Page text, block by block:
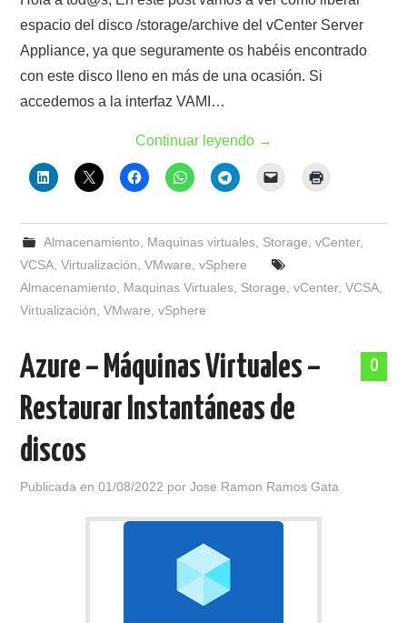
espacio del disco /storage/archive del vCenter Server
Appliance, ya que seguramente os habéis encontrado
con este disco lleno en más de una ocasión. Si
accedemos a la interfaz VAMI…
Continuar leyendo →
Almacenamiento Maquinas virtuales, Storage vCenter,
VCSA ,Virtualización ,VMware ,vSphere
Almacenamiento
Maquinas Virtuales Storage ,vCenter,VCSA
Virtualización ,VMware ,vSphere
0
Azure – Máquinas Virtuales –
Restaurar Instantáneas de
discos
Publicada en01/08/2022 porJose Ramon Ramos Gata